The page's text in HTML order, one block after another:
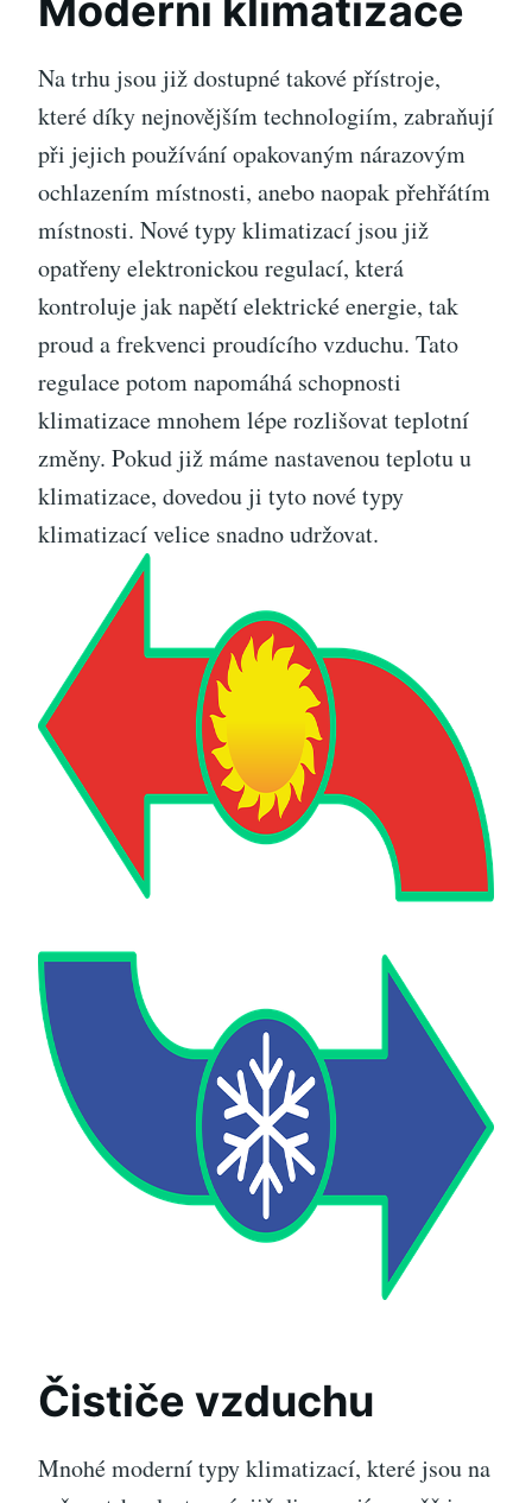
Moderní klimatizace
Na trhu jsou již dostupné takové přístroje,
které díky nejnovějším technologiím, zabraňují
při jejich používání opakovaným nárazovým
ochlazením místnosti, anebo naopak přehřátím
místnosti. Nové typy klimatizací jsou již
opatřeny elektronickou regulací, která
kontroluje jak napětí elektrické energie, tak
proud a frekvenci proudícího vzduchu. Tato
regulace potom napomáhá schopnosti
klimatizace mnohem lépe rozlišovat teplotní
změny. Pokud již máme nastavenou teplotu u
klimatizace, dovedou ji tyto nové typy
klimatizací velice snadno udržovat.
Čističe vzduchu
Mnohé moderní typy klimatizací, které jsou na